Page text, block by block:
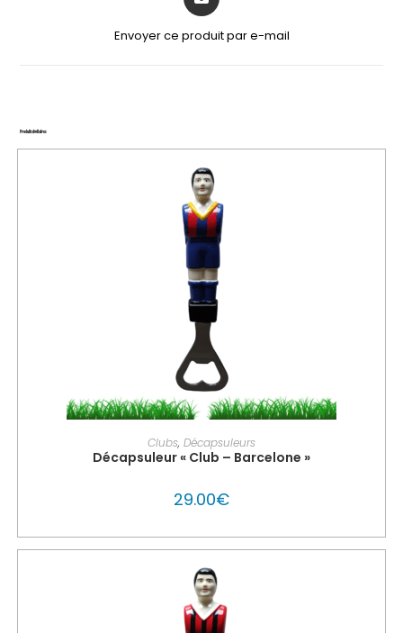
Envoyer ce produit par e-mail
Produits similaires
PERSONNALISER MON GLOUTON
Clubs, Décapsuleurs
Décapsuleur « Club – Barcelone »
29.00€